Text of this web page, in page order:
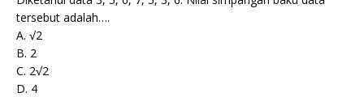
tersebut adalah….
A. √2
B. 2
C. 2√2
D. 4